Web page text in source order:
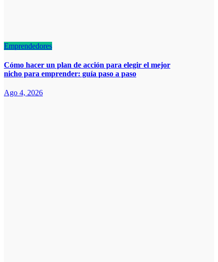
Emprendedores
Cómo hacer un plan de acción para elegir el mejor
nicho para emprender: guía paso a paso
Ago 4, 2026